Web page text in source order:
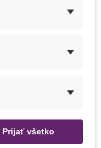
Prijať všetko